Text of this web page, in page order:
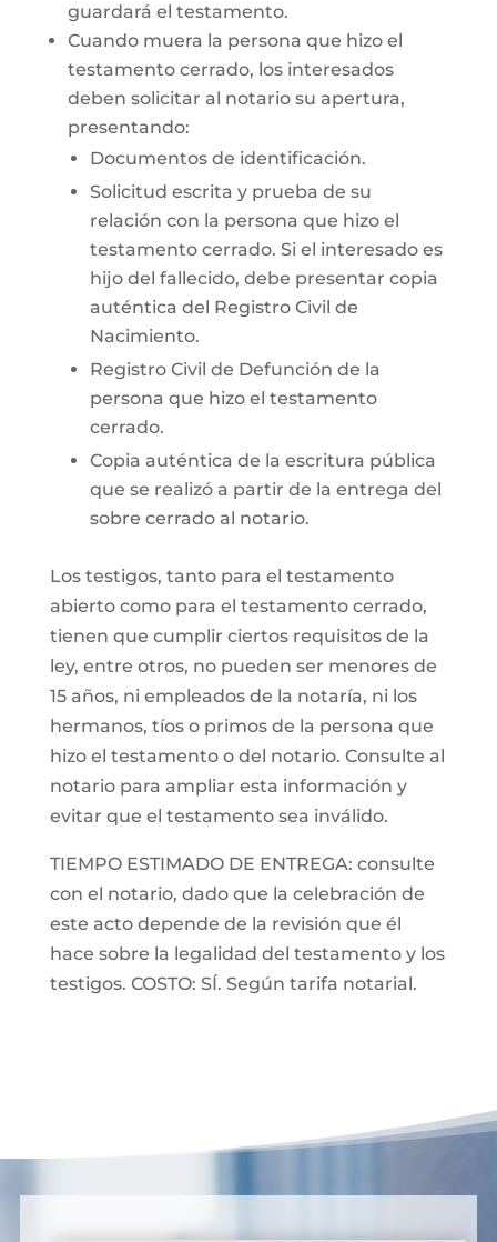
guardará el testamento.
Cuando muera la persona que hizo el
testamento cerrado, los interesados
deben solicitar al notario su apertura,
presentando:
Documentos de identificación.
Solicitud escrita y prueba de su
relación con la persona que hizo el
testamento cerrado. Si el interesado es
hijo del fallecido, debe presentar copia
auténtica del Registro Civil de
Nacimiento.
Registro Civil de Defunción de la
persona que hizo el testamento
cerrado.
Copia auténtica de la escritura pública
que se realizó a partir de la entrega del
sobre cerrado al notario.
Los testigos, tanto para el testamento
abierto como para el testamento cerrado,
tienen que cumplir ciertos requisitos de la
ley, entre otros, no pueden ser menores de
15 años, ni empleados de la notaría, ni los
hermanos, tíos o primos de la persona que
hizo el testamento o del notario. Consulte al
notario para ampliar esta información y
evitar que el testamento sea inválido.
TIEMPO ESTIMADO DE ENTREGA: consulte
con el notario, dado que la celebración de
este acto depende de la revisión que él
hace sobre la legalidad del testamento y los
testigos. COSTO: SÍ. Según tarifa notarial.